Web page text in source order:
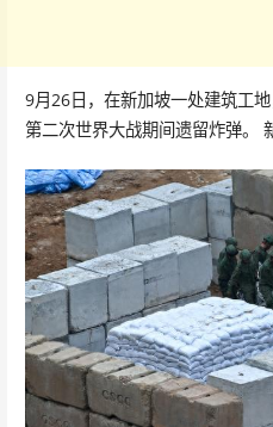
9月26日，在新加坡一处建筑工
第二次世界大战期间遗留炸弹。